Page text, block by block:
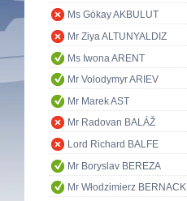
Ms Gökay AKBULUT
Mr Ziya ALTUNYALDIZ
Ms Iwona ARENT
Mr Volodymyr ARIEV
Mr Marek AST
Mr Radovan BALÁŽ
Lord Richard BALFE
Mr Boryslav BEREZA
Mr Włodzimierz BERNACKI